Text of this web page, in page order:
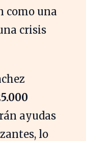
como una
crisis
ayudas
lo